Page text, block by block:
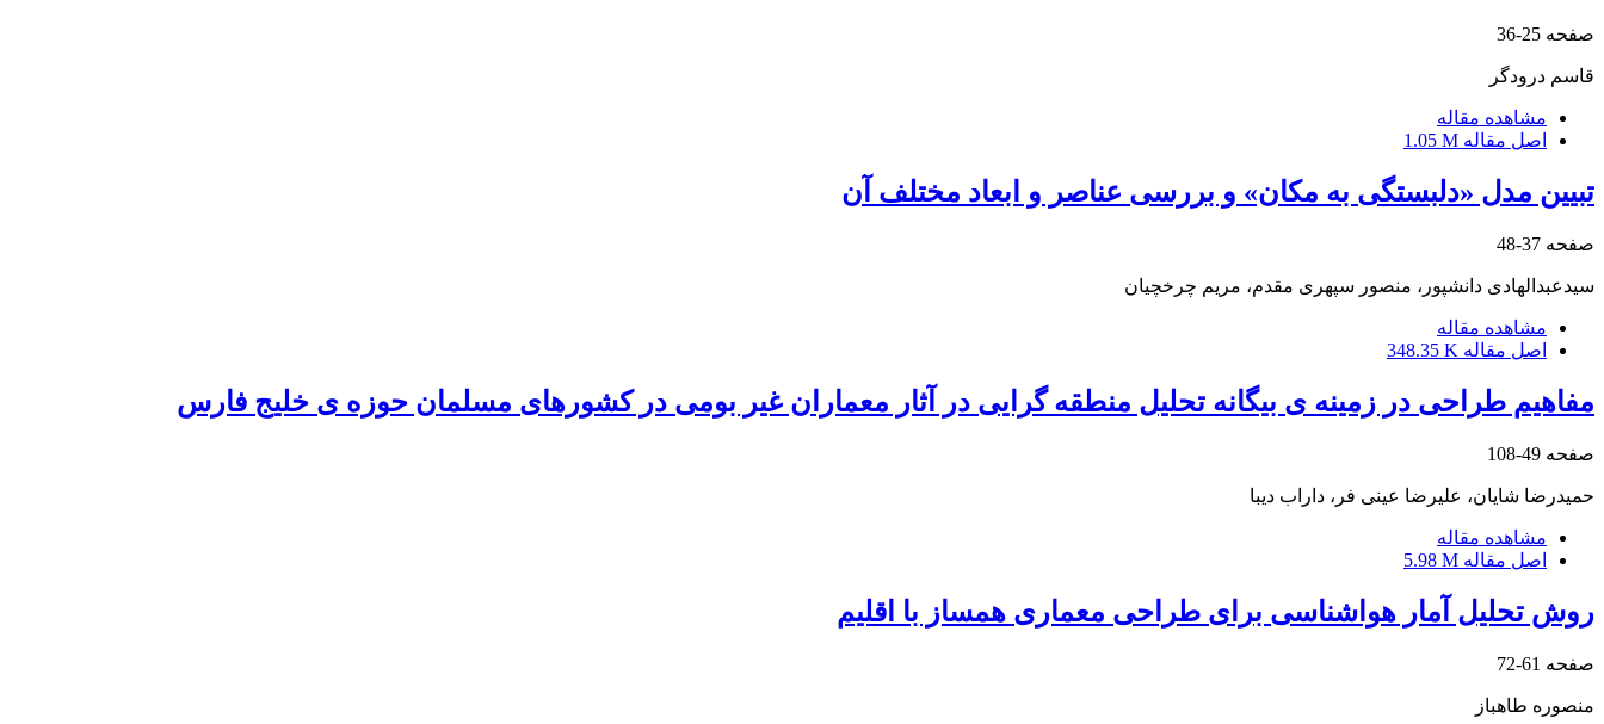
صفحه 25-36
قاسم درودگر
مشاهده مقاله
اصل مقاله 1.05 M
تبیین مدل «دلبستگی به مکان» و بررسی عناصر و ابعاد مختلف آن
صفحه 37-48
سیدعبدالهادی دانشپور، منصور سپهری مقدم، مریم چرخچیان
مشاهده مقاله
اصل مقاله 348.35 K
مفاهیم طراحی در زمینه ی بیگانه تحلیل منطقه گرایی در آثار معماران غیر بومی در کشورهای مسلمان حوزه ی خلیج فارس
صفحه 49-108
حمیدرضا شایان، علیرضا عینی فر، داراب دیبا
مشاهده مقاله
اصل مقاله 5.98 M
روش تحلیل آمار هواشناسی برای طراحی معماری همساز با اقلیم
صفحه 61-72
منصوره طاهباز